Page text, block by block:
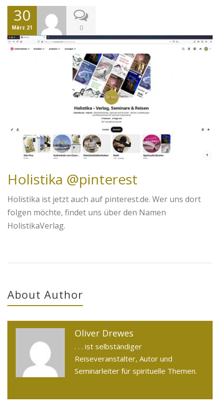
30
März 21 0
Holistika @pinterest
Holistika ist jetzt auch auf pinterest.de. Wer uns dort
folgen möchte, findet uns über den Namen
HolistikaVerlag.
About Author
Oliver Drewes
. . . ist selbständiger
Reiseveranstalter, Autor und
Seminarleiter für spirituelle Themen.